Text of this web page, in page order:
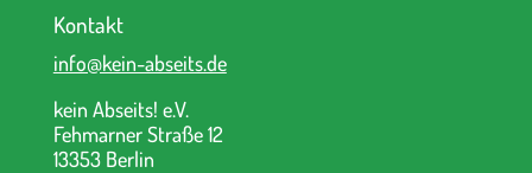
Kontakt
info@kein-abseits.de
kein Abseits! e.V.
Fehmarner Straße 12
13353 Berlin